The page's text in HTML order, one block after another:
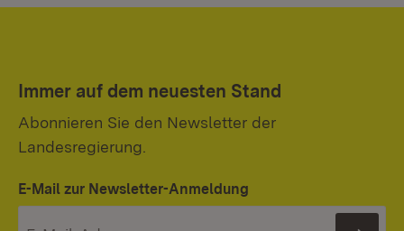
Immer auf dem neuesten Stand
Abonnieren Sie den Newsletter der
Landesregierung.
E-Mail zur Newsletter-Anmeldung